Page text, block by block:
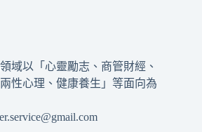
域以「心靈勵志、商管財經、
性心理、健康養生」等面向為